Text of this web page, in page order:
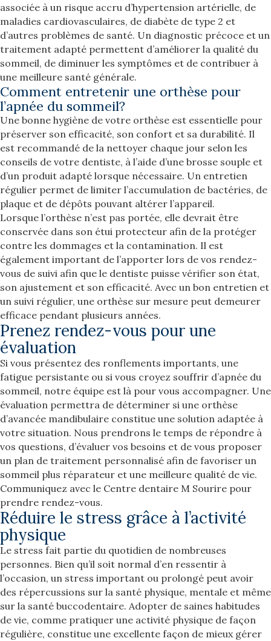
associée à un risque accru d’hypertension artérielle, de
maladies cardiovasculaires, de diabète de type 2 et
d’autres problèmes de santé. Un diagnostic précoce et un
traitement adapté permettent d’améliorer la qualité du
sommeil, de diminuer les symptômes et de contribuer à
une meilleure santé générale.
Comment entretenir une orthèse pour
l’apnée du sommeil?
Une bonne hygiène de votre orthèse est essentielle pour
préserver son efficacité, son confort et sa durabilité. Il
est recommandé de la nettoyer chaque jour selon les
conseils de votre dentiste, à l’aide d’une brosse souple et
d’un produit adapté lorsque nécessaire. Un entretien
régulier permet de limiter l’accumulation de bactéries, de
plaque et de dépôts pouvant altérer l’appareil.
Lorsque l’orthèse n’est pas portée, elle devrait être
conservée dans son étui protecteur afin de la protéger
contre les dommages et la contamination. Il est
également important de l’apporter lors de vos rendez-
vous de suivi afin que le dentiste puisse vérifier son état,
son ajustement et son efficacité. Avec un bon entretien et
un suivi régulier, une orthèse sur mesure peut demeurer
efficace pendant plusieurs années.
Prenez rendez-vous pour une
évaluation
Si vous présentez des ronflements importants, une
fatigue persistante ou si vous croyez souffrir d’apnée du
sommeil, notre équipe est là pour vous accompagner. Une
évaluation permettra de déterminer si une orthèse
d’avancée mandibulaire constitue une solution adaptée à
votre situation. Nous prendrons le temps de répondre à
vos questions, d’évaluer vos besoins et de vous proposer
un plan de traitement personnalisé afin de favoriser un
sommeil plus réparateur et une meilleure qualité de vie.
Communiquez avec le Centre dentaire M Sourire pour
prendre rendez-vous.
Réduire le stress grâce à l’activité
physique
Le stress fait partie du quotidien de nombreuses
personnes. Bien qu’il soit normal d’en ressentir à
l’occasion, un stress important ou prolongé peut avoir
des répercussions sur la santé physique, mentale et même
sur la santé buccodentaire. Adopter de saines habitudes
de vie, comme pratiquer une activité physique de façon
régulière, constitue une excellente façon de mieux gérer